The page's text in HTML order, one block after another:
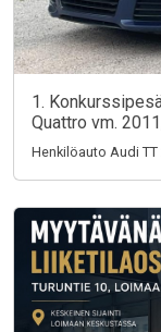
1.
Quattro vm.
Henkilöauto Audi TT